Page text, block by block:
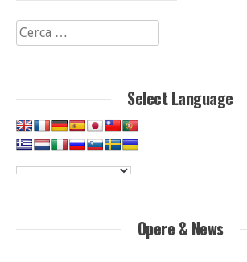
Ricerca
per:
Select Language
Opere & News